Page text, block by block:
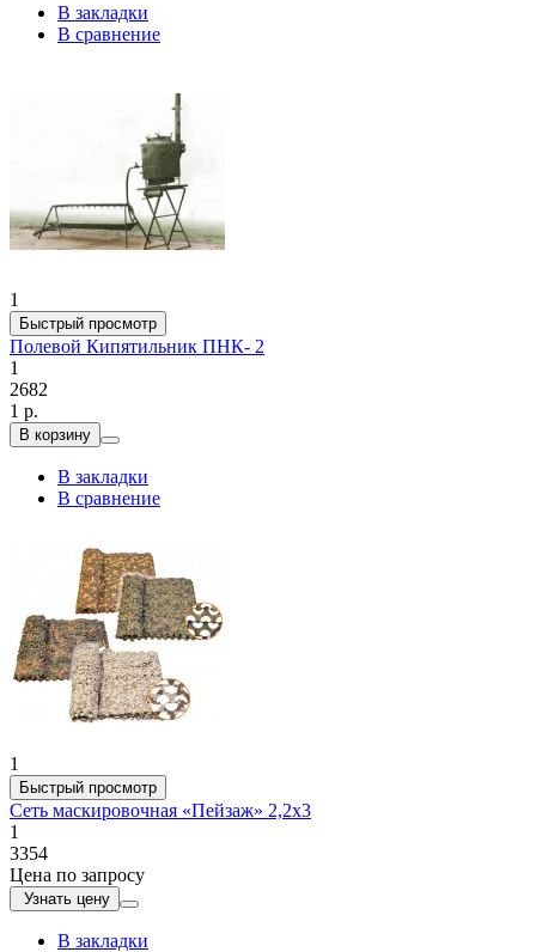
В закладки
В сравнение
1
Быстрый просмотр
Полевой Кипятильник ПНК- 2
1
2682
1 р.
В корзину
В закладки
В сравнение
1
Быстрый просмотр
Сеть маскировочная «Пейзаж» 2,2х3
1
3354
Цена по запросу
Узнать цену
В закладки